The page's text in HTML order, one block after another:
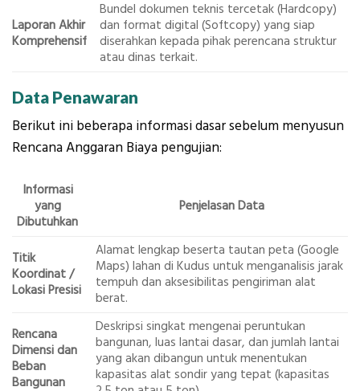
Laporan Akhir
Komprehensif
Bundel dokumen teknis tercetak (Hardcopy)
dan format digital (Softcopy) yang siap
diserahkan kepada pihak perencana struktur
atau dinas terkait.
Data Penawaran
Berikut ini beberapa informasi dasar sebelum menyusun
Rencana Anggaran Biaya pengujian:
Informasi
yang
Dibutuhkan
Penjelasan Data
Titik
Koordinat /
Lokasi Presisi
Alamat lengkap beserta tautan peta (Google
Maps) lahan di Kudus untuk menganalisis jarak
tempuh dan aksesibilitas pengiriman alat
berat.
Rencana
Dimensi dan
Beban
Bangunan
Deskripsi singkat mengenai peruntukan
bangunan, luas lantai dasar, dan jumlah lantai
yang akan dibangun untuk menentukan
kapasitas alat sondir yang tepat (kapasitas